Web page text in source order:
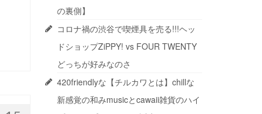
の裏側】
コロナ禍の渋谷で喫煙具を売る!!!ヘッ
ドショップZiPPY! vs FOUR TWENTY
どっちが好みなのさ
420friendlyな【チルカワとは】chillな
新感覚の和みmusicとcawaii雑貨のハイ